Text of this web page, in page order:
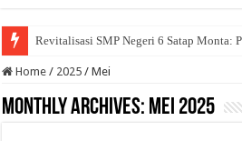
Sekda Abul: Pelantikan adalah
Home / 2025 / Mei
Monthly Archives: Mei 2025